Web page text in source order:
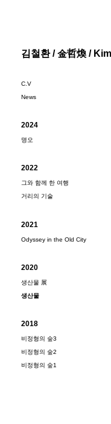
김철환 / 金哲煥 /
C.V
News
2024
명오
2022
그와 함께 한 여행
거리의 기술
2021
Odyssey in the Old City
2020
생산물 展
생산물
2018
비정형의 숲3
비정형의 숲2
비정형의 숲1